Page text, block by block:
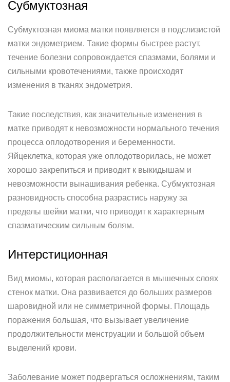
Субмуктозная
Субмуктозная миома матки появляется в подслизистой
матки эндометрием. Такие формы быстрее растут,
течение болезни сопровождается спазмами, болями и
сильными кровотечениями, также происходят
изменения в тканях эндометрия.
Такие последствия, как значительные изменения в
матке приводят к невозможности нормального течения
процесса оплодотворения и беременности.
Яйцеклетка, которая уже оплодотворилась, не может
хорошо закрепиться и приводит к выкидышам и
невозможности вынашивания ребенка. Субмуктозная
разновидность способна разрастись наружу за
пределы шейки матки, что приводит к характерным
спазматическим сильным болям.
Интерстиционная
Вид миомы, которая располагается в мышечных слоях
стенок матки. Она развивается до больших размеров
шаровидной или не симметричной формы. Площадь
поражения большая, что вызывает увеличение
продолжительности менструации и большой объем
выделений крови.
Заболевание может подвергаться осложнениям, таким